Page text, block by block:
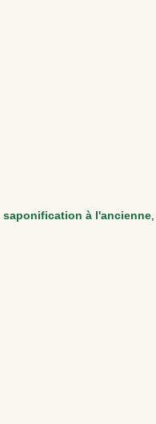
saponification à l'ancienne